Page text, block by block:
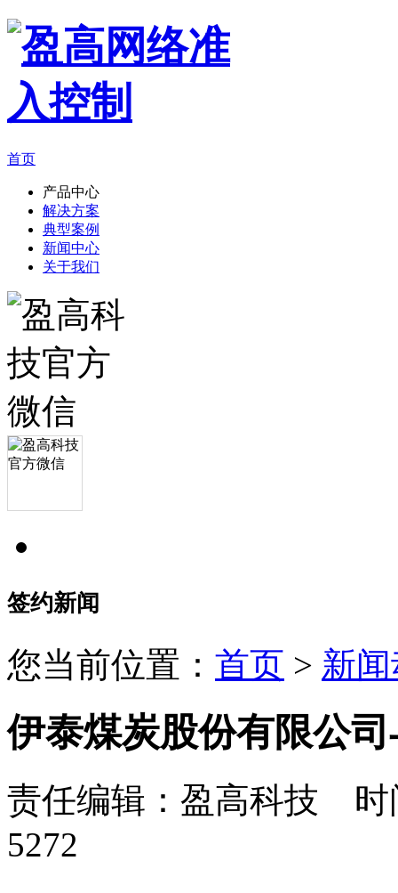
首页
产品中心
解决方案
典型案例
新闻中心
关于我们
签约新闻
您当前位置： 首页 > 新
伊泰煤炭股份有限公
责任编辑：盈高科技 时
5272